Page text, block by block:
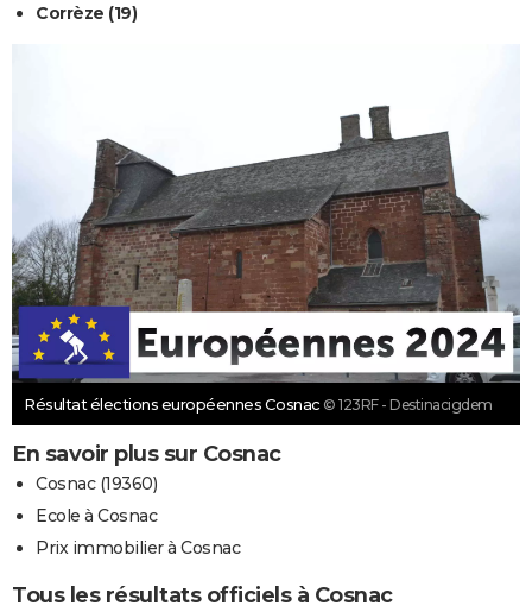
Corrèze (19)
Résultat élections européennes Cosnac © 123RF - Destinacigdem
En savoir plus sur Cosnac
Cosnac (19360)
Ecole à Cosnac
Prix immobilier à Cosnac
Tous les résultats officiels à Cosnac